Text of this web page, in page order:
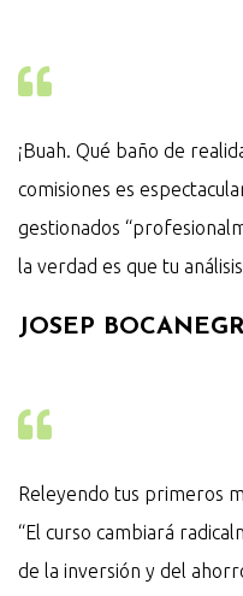
¡Buah. Qué baño de
comisiones es
gestionados
la verdad es que tu
JOSEP
Releyendo tus primeros
“El curso cambiará
de la inversión y del